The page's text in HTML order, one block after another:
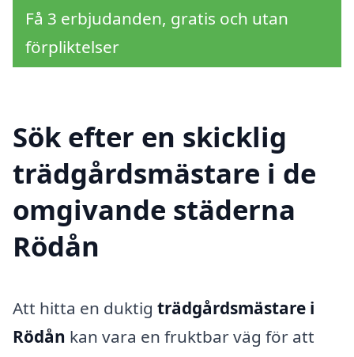
Få 3 erbjudanden, gratis och utan
förpliktelser
Sök efter en skicklig
trädgårdsmästare i de
omgivande städerna
Rödån
Att hitta en duktig trädgårdsmästare i
Rödån kan vara en fruktbar väg för att